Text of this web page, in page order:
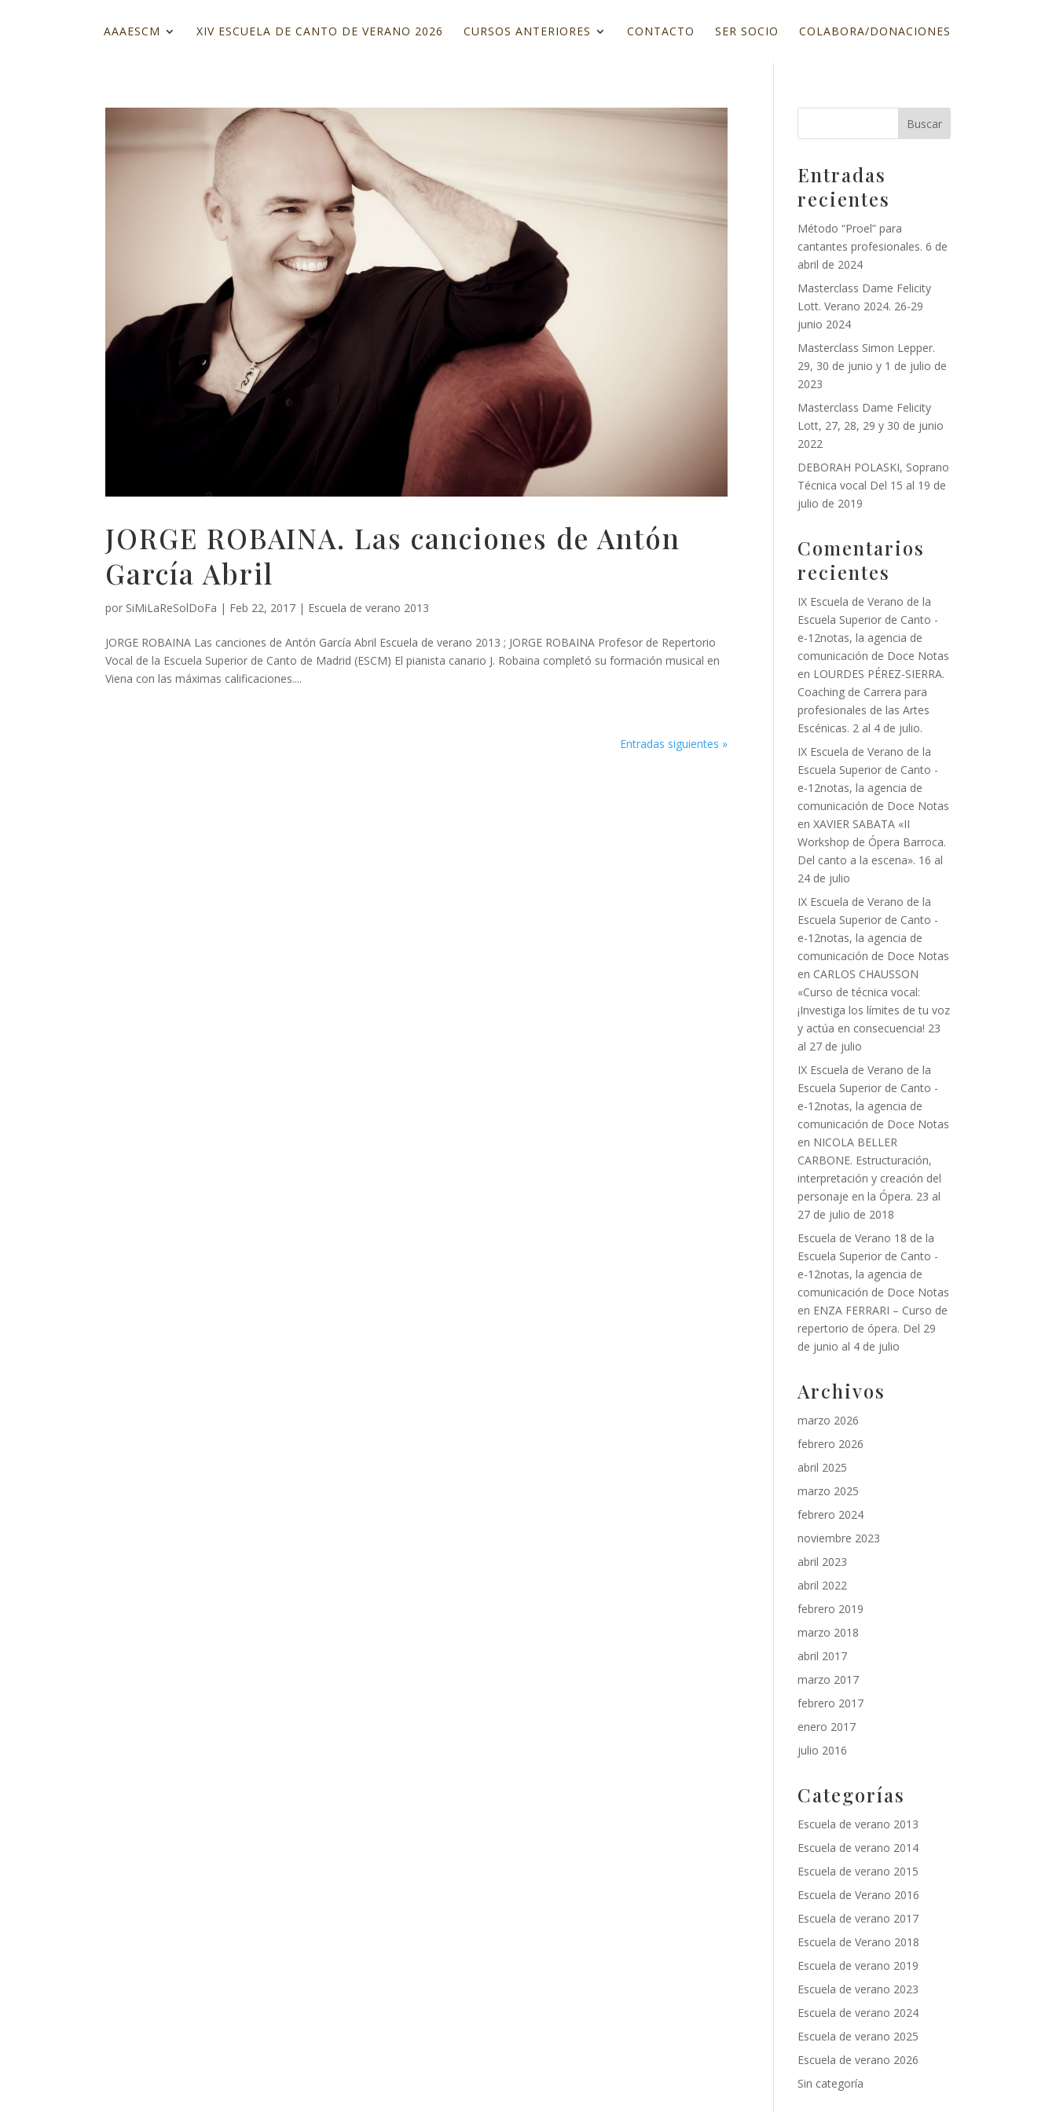
AAAESCM XIV ESCUELA DE CANTO DE VERANO 2026 CURSOS ANTERIORES CONTACTO SER SOCIO COLABORA/DONACIONES
JORGE ROBAINA. Las canciones de Antón
García Abril
por SiMiLaReSolDoFa | Feb 22, 2017 | Escuela de verano 2013
JORGE ROBAINA Las canciones de Antón García Abril Escuela de verano 2013 ; JORGE ROBAINA Profesor de Repertorio
Vocal de la Escuela Superior de Canto de Madrid (ESCM) El pianista canario J. Robaina completó su formación musical en
Viena con las máximas calificaciones....
Entradas siguientes »
Entradas
recientes
Método “Proel” para
cantantes profesionales. 6 de
abril de 2024
Masterclass Dame Felicity
Lott. Verano 2024. 26-29
junio 2024
Masterclass Simon Lepper.
29, 30 de junio y 1 de julio de
2023
Masterclass Dame Felicity
Lott, 27, 28, 29 y 30 de junio
2022
DEBORAH POLASKI, Soprano
Técnica vocal Del 15 al 19 de
julio de 2019
Comentarios
recientes
IX Escuela de Verano de la
Escuela Superior de Canto -
e-12notas, la agencia de
comunicación de Doce Notas
en LOURDES PÉREZ-SIERRA.
Coaching de Carrera para
profesionales de las Artes
Escénicas. 2 al 4 de julio.
IX Escuela de Verano de la
Escuela Superior de Canto -
e-12notas, la agencia de
comunicación de Doce Notas
enXAVIER SABATA «II
Workshop de Ópera Barroca.
Del canto a la escena». 16 al
24 de julio
IX Escuela de Verano de la
Escuela Superior de Canto -
e-12notas, la agencia de
comunicación de Doce Notas
en CARLOS CHAUSSON
«Curso de técnica vocal:
¡Investiga los límites de tu voz
y actúa en consecuencia! 23
al 27 de julio
IX Escuela de Verano de la
Escuela Superior de Canto -
e-12notas, la agencia de
comunicación de Doce Notas
en NICOLA BELLER
CARBONE. Estructuración,
interpretación y creación del
personaje en la Ópera. 23 al
27 de julio de 2018
Escuela de Verano 18 de la
Escuela Superior de Canto -
e-12notas, la agencia de
comunicación de Doce Notas
en ENZA FERRARI – Curso de
repertorio de ópera. Del 29
de junio al 4 de julio
Archivos
marzo 2026
febrero 2026
abril 2025
marzo 2025
febrero 2024
noviembre 2023
abril 2023
abril 2022
febrero 2019
marzo 2018
abril 2017
marzo 2017
febrero 2017
enero 2017
julio 2016
Categorías
Escuela de verano 2013
Escuela de verano 2014
Escuela de verano 2015
Escuela de Verano 2016
Escuela de verano 2017
Escuela de Verano 2018
Escuela de verano 2019
Escuela de verano 2023
Escuela de verano 2024
Escuela de verano 2025
Escuela de verano 2026
Sin categoría